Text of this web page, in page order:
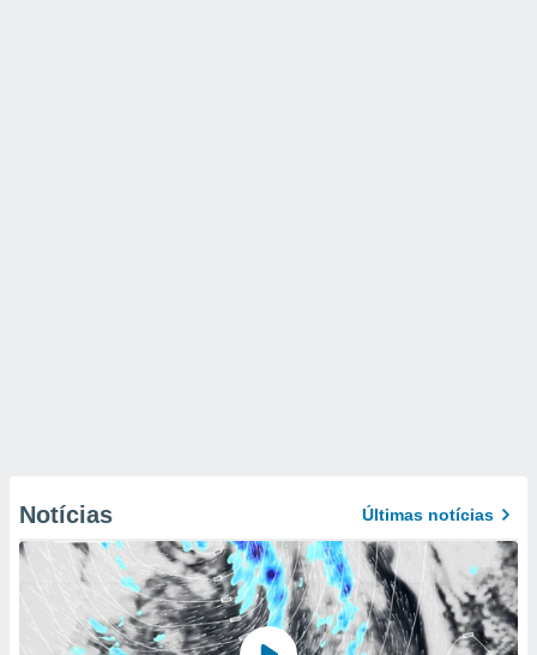
Notícias Últimas notícias